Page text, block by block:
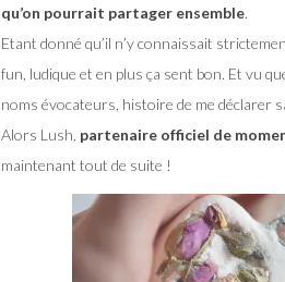
qu’on pourrait partager ensemble.
Etant donné qu’il n’y connaissait
fun, ludique et en plus ça sent bon. Et vu
noms évocateurs, histoire de me déclarer
Alors Lush, partenaire officiel de
maintenant tout de suite !